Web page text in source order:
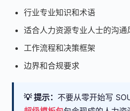
行业专业知识和术语
适合人力资源专业人士的沟通
工作流程和决策框架
边界和合规要求
💡 提示： 不要从零开始写